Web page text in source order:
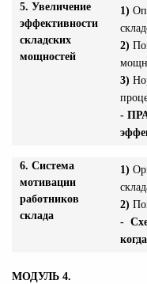
5. Увеличение
эффективности
складских
мощностей
1)
2)
3)
-
6. Система
мотивации
работников
склада
1)
2)
-
МОДУЛЬ 4.